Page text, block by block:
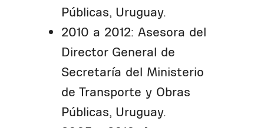
Públicas, Uruguay.
2010 a 2012: Asesora del
Director General de
Secretaría del Ministerio
de Transporte y Obras
Públicas, Uruguay.